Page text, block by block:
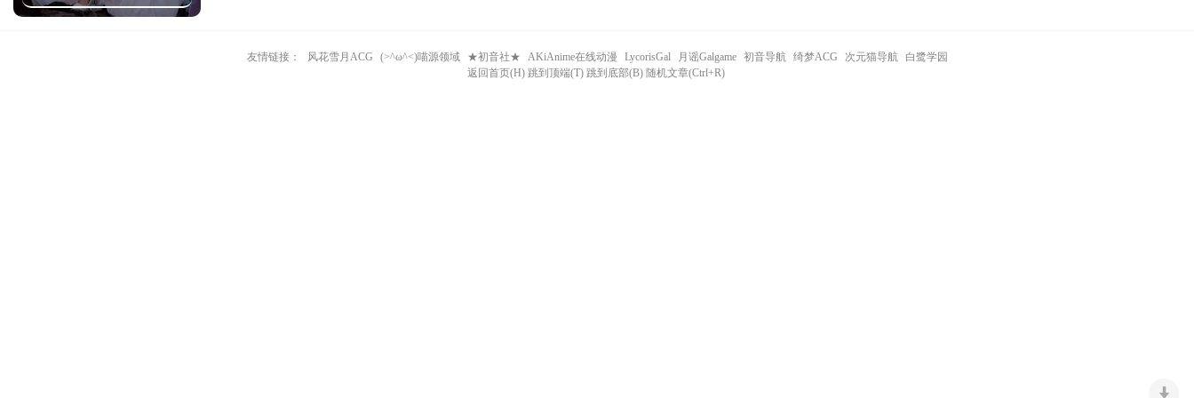
友情链接： 风花雪月ACG (>^ω^<)喵源领域 ★初音社★ AKiAnime在线动漫 LycorisGal 月谣Galgame 初音导航 绮梦ACG 次元猫导航
白鹭学园
返回首页(H) 跳到顶端(T) 跳到底部(B) 随机文章(Ctrl+R)